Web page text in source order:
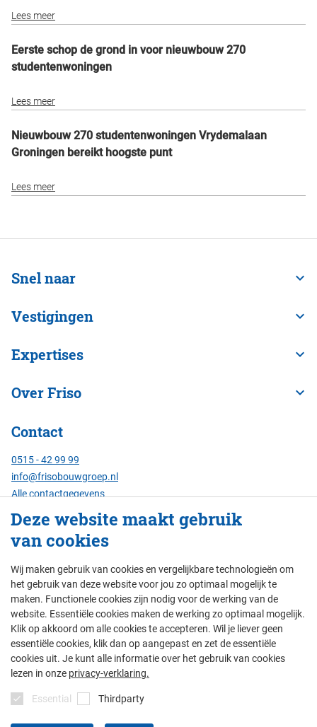
Lees meer
Eerste schop de grond in voor nieuwbouw 270
studentenwoningen
Lees meer
Nieuwbouw 270 studentenwoningen Vrydemalaan
Groningen bereikt hoogste punt
Lees meer
Snel naar
Vestigingen
Expertises
Over Friso
Contact
0515 - 42 99 99
info@frisobouwgroep.nl
Alle contactgegevens
Servicenummer
24/7 bereikbaar:
© Friso Bouwgroep 2026
colofon privacy thema's
disclaimer
algemene voorwaarden
Deze website maakt gebruik
van cookies
Wij maken gebruik van cookies en vergelijkbare technologieën om
het gebruik van deze website voor jou zo optimaal mogelijk te
maken. Functionele cookies zijn nodig voor de werking van de
website. Essentiële cookies maken de werking zo optimaal mogelijk.
Klik op akkoord om alle cookies te accepteren. Wil je liever geen
essentiële cookies, klik dan op aangepast en zet de essentiële
cookies uit. Je kunt alle informatie over het gebruik van cookies
lezen in onze privacy-verklaring.
Essential Thirdparty